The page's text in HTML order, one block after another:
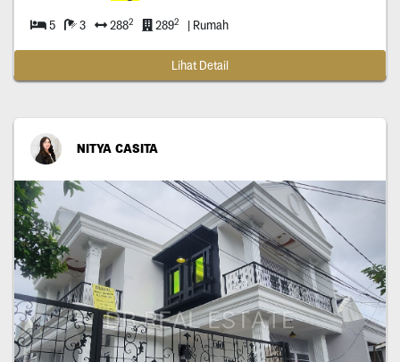
5 3 2882 2892 | Rumah
Lihat Detail
NITYA CASITA